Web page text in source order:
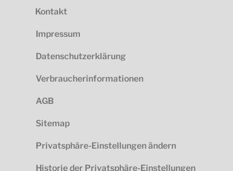
Kontakt
Impressum
Datenschutzerklärung
Verbraucherinformationen
AGB
Sitemap
Privatsphäre-Einstellungen ändern
Historie der Privatsphäre-Einstellungen